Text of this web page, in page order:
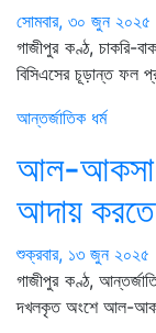
সোমবার, ৩০ জুন ২০২৫
গাজীপুর কণ্ঠ, চাকরি-
বিসিএসের চূড়ান্ত ফল
আন্তর্জাতিক ধর্ম
আল-আকসা
আদায় করতে
শুক্রবার, ১৩ জুন ২০২৫
গাজীপুর কণ্ঠ,
দখলকৃত অংশে আল-